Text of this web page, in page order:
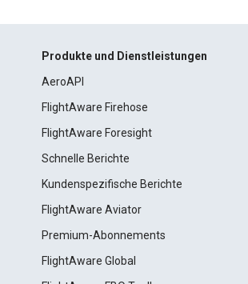
Produkte und Dienstleistungen
AeroAPI
FlightAware Firehose
FlightAware Foresight
Schnelle Berichte
Kundenspezifische Berichte
FlightAware Aviator
Premium-Abonnements
FlightAware Global